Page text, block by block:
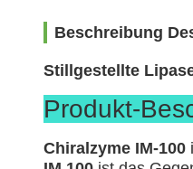
Beschreibung
Stillgestellte
Produkt-
Chiralzyme IM-100